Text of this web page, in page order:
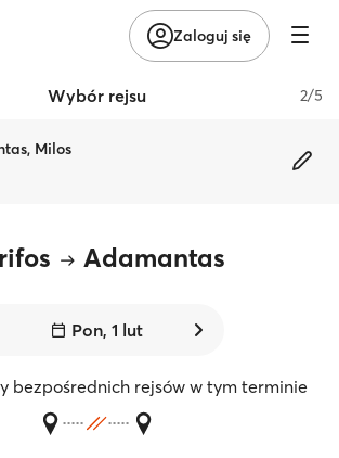
Zaloguj się
Wybór rejsu 2/5
Milos
Adamantas
Pon, 1 lut
bezpośrednich rejsów w tym terminie